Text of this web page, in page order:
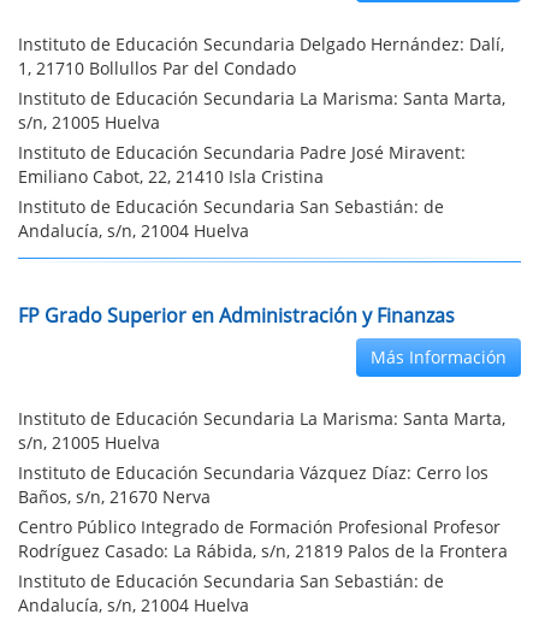
Instituto de Educación Secundaria Delgado Hernández: Dalí,
1, 21710 Bollullos Par del Condado
Instituto de Educación Secundaria La Marisma: Santa Marta,
s/n, 21005 Huelva
Instituto de Educación Secundaria Padre José Miravent:
Emiliano Cabot, 22, 21410 Isla Cristina
Instituto de Educación Secundaria San Sebastián: de
Andalucía, s/n, 21004 Huelva
FP Grado Superior en Administración y Finanzas
Más Información
Instituto de Educación Secundaria La Marisma: Santa Marta,
s/n, 21005 Huelva
Instituto de Educación Secundaria Vázquez Díaz: Cerro los
Baños, s/n, 21670 Nerva
Centro Público Integrado de Formación Profesional Profesor
Rodríguez Casado: La Rábida, s/n, 21819 Palos de la Frontera
Instituto de Educación Secundaria San Sebastián: de
Andalucía, s/n, 21004 Huelva